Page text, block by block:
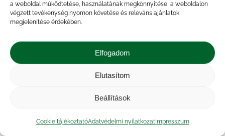
a weboldal működtetése, használatának megkönnyítése, a weboldalon
végzett tevékenység nyomon követése és releváns ajánlatok
megjelenítése érdekében.
Elfogadom
Elutasítom
Beállítások
Cookie tájékoztatóAdatvédelmi nyilatkozatImpresszum